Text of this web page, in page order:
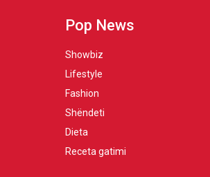
Pop News
Showbiz
Lifestyle
Fashion
Shëndeti
Dieta
Receta gatimi